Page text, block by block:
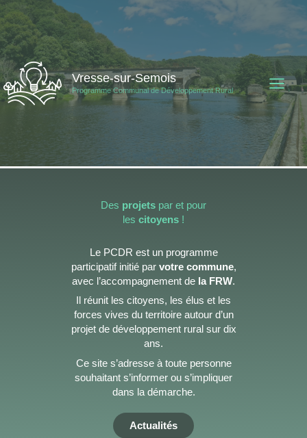
Aller
au
contenu
Vresse-sur-Semois
Programme Communal de Développement Rural
Des projets par et pour
les citoyens !
Le PCDR est un programme
participatif initié parvotre commune,
avec l’accompagnement de la FRW.
Il réunit les citoyens, les élus et les
forces vives du territoire autour d’un
projet de développement rural sur dix
ans.
Ce site s’adresse à toute personne
souhaitant s’informer ou s’impliquer
dans la démarche.
Actualités